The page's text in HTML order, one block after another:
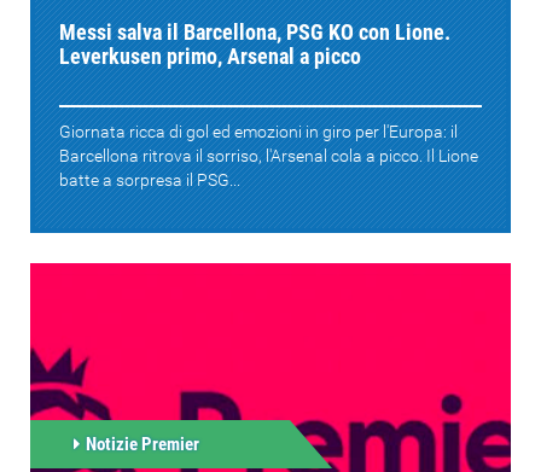
Messi salva il Barcellona, PSG KO con Lione.
Leverkusen primo, Arsenal a picco
Giornata ricca di gol ed emozioni in giro per l'Europa: il
Barcellona ritrova il sorriso, l'Arsenal cola a picco. Il Lione
batte a sorpresa il PSG...
Notizie Premier